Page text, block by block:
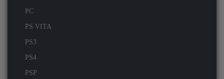
PC
PS VITA
PS3
PS4
PSP